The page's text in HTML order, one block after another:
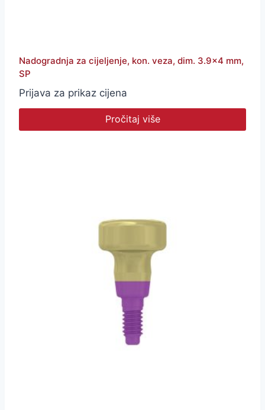
Nadogradnja za cijeljenje, kon. veza, dim. 3.9×4 mm,
SP
Prijava za prikaz cijena
Pročitaj više